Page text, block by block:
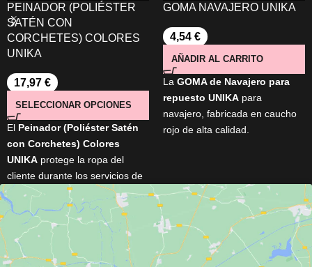
PEINADOR (POLIÉSTER
SATÉN CON
CORCHETES) COLORES
UNIKA
17,97 €
SELECCIONAR OPCIONES
El Peinador (Poliéster Satén
con Corchetes) Colores
UNIKA protege la ropa del
cliente durante los servicios de
peluquería y barbería. Cuenta
con cierre de corchetes,
cuello de 48 cm, medidas de
145 × 118 cm y está disponible
en varios colores(Negro,
GOMA NAVAJERO UNIKA
4,54 €
AÑADIR AL CARRITO
La GOMA de Navajero para
repuesto UNIKA para
navajero, fabricada en caucho
rojo de alta calidad.
Proporciona una sujeción firme
y segura de la cuchilla.
Compatible con la mayoría de
navajeros profesionales.